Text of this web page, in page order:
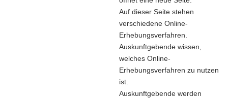
Auf dieser Seite stehen
verschiedene Online-
Erhebungsverfahren.
Auskunftgebende wissen,
welches Online-
Erhebungsverfahren zu nutzen
ist.
Auskunftgebende werden